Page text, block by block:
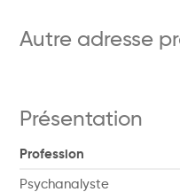
Autre adresse
Présentation
Profession
Psychanalyste